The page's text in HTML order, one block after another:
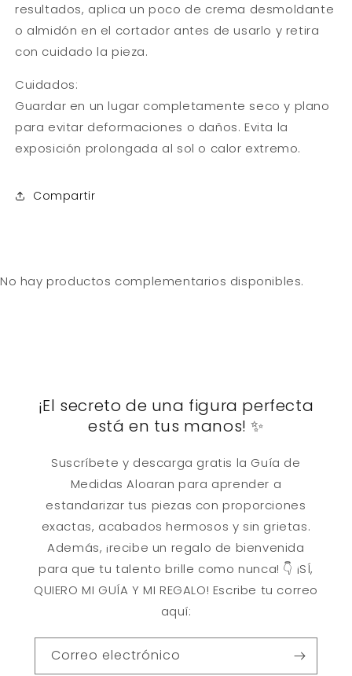
resultados, aplica un poco de crema desmoldante
o almidón en el cortador antes de usarlo y retira
con cuidado la pieza.
Cuidados:
Guardar en un lugar completamente seco y plano
para evitar deformaciones o daños. Evita la
exposición prolongada al sol o calor extremo.
Compartir
No hay productos complementarios disponibles.
¡El secreto de una figura perfecta
está en tus manos! ✨
Suscríbete y descarga gratis la Guía de
Medidas Aloaran para aprender a
estandarizar tus piezas con proporciones
exactas, acabados hermosos y sin grietas.
Además, ¡recibe un regalo de bienvenida
para que tu talento brille como nunca! 👇 ¡SÍ,
QUIERO MI GUÍA Y MI REGALO! Escribe tu correo
aquí:
Correo electrónico